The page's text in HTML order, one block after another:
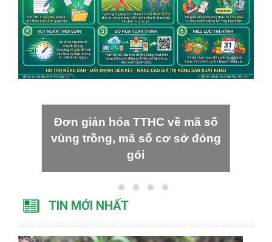
Đơn giản hóa TTHC về mã số
vùng trồng, mã số cơ sở đóng
gói
TIN MỚI NHẤT